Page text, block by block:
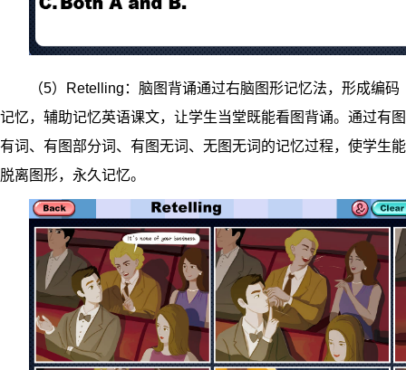
（5）Retelling：脑图背诵通过右脑图形记忆法，形成编码
记忆，辅助记忆英语课文，让学生当堂既能看图背诵。通过有图
有词、有图部分词、有图无词、无图无词的记忆过程，使学生能
脱离图形，永久记忆。